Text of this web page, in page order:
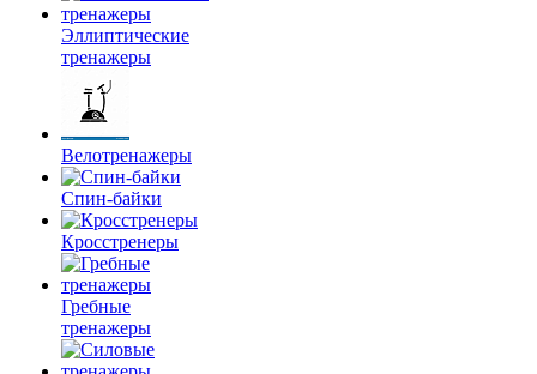
Эллиптические
тренажеры
Велотренажеры
Спин-байки
Кросстренеры
Гребные
тренажеры